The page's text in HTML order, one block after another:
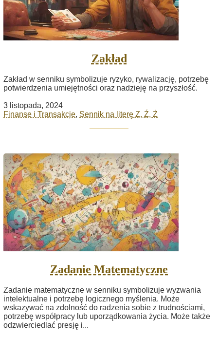
Zakład
Zakład w senniku symbolizuje ryzyko, rywalizację, potrzebę
potwierdzenia umiejętności oraz nadzieję na przyszłość.
3 listopada, 2024
Finanse i Transakcje, Sennik na literę Z, Ź, Ż
Zadanie Matematyczne
Zadanie matematyczne w senniku symbolizuje wyzwania
intelektualne i potrzebę logicznego myślenia. Może
wskazywać na zdolność do radzenia sobie z trudnościami,
potrzebę współpracy lub uporządkowania życia. Może także
odzwierciedlać presję i...